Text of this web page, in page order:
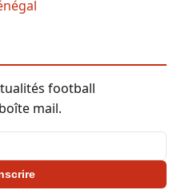
football
mail.